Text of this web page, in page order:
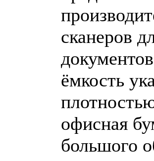
сканеров
ёмкость
офисная
большого